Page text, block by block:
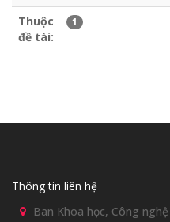
Thuộc
đề tài:
1
Thông tin liên hệ
Ban Khoa học, Công